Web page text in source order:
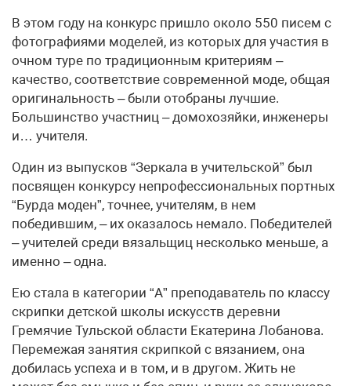
В этом году на конкурс пришло около 550 писем с
фотографиями моделей, из которых для участия в
очном туре по традиционным критериям –
качество, соответствие современной моде, общая
оригинальность – были отобраны лучшие.
Большинство участниц – домохозяйки, инженеры
и… учителя.
Один из выпусков “Зеркала в учительской” был
посвящен конкурсу непрофессиональных портных
“Бурда моден”, точнее, учителям, в нем
победившим, – их оказалось немало. Победителей
– учителей среди вязальщиц несколько меньше, а
именно – одна.
Ею стала в категории “А” преподаватель по классу
скрипки детской школы искусств деревни
Гремячие Тульской области Екатерина Лобанова.
Перемежая занятия скрипкой с вязанием, она
добилась успеха и в том, и в другом. Жить не